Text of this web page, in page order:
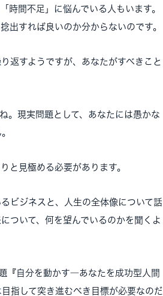
時間不足」に悩んでいる人もいます。
出すれば良いのか分からないのです。
返すようですが、あなたがすべきこと
。現実問題として、あなたには愚かな
と見極める必要があります。
ビジネスと、人生の全体像について話
ついて、何を望んでいるのかを聞くよ
『自分を動かす―あなたを成功型人間
指して突き進むべき目標が必要なのだ